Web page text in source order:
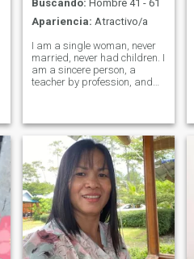
Buscando: Hombre 41 - 61
Apariencia: Atractivo/a
I am a single woman, never
married, never had children. I
am a sincere person, a
teacher by profession, and
years old. I just realized that
I am still single and I sa